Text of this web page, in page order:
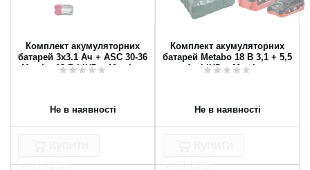
Комплект акумуляторних
батарей 3x3.1 Ач + ASC 30-36
Metabo 18 В LiHD + MetaLoc
Не в наявності
Комплект акумуляторних
батарей Metabo 18 В 3,1 + 5,5
Ач LiHD + MetaLoc
Не в наявності